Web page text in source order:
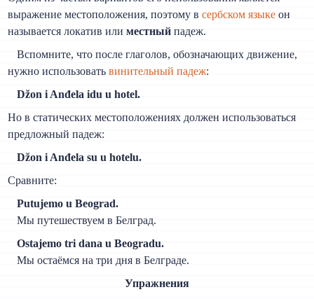
выражение местоположения, поэтому всербском языке он
называется локатив илиместный падеж.
Вспомните, что после глаголов, обозначающих движение,
нужно использоватьвинительный падеж:
Džon i Anđela idu u hotel.
Но в статических местоположениях должен использоваться
предложный падеж:
Džon i Anđela su u hotelu.
Сравните:
Putujemo u Beograd.
Мы путешествуем в Белград.
Ostajemo tri dana u Beogradu.
Мы остаёмся на три дня в Белграде.
Упражнения